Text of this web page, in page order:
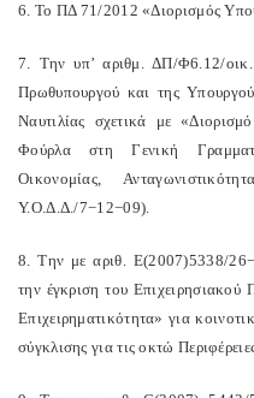
6. Το ΠΔ 71/2012 «Διορισμός
7. Την υπ’ αριθμ. ΔΠ/Φ6.12/
Πρωθυπουργού και της
Ναυτιλίας σχετικά με
Φούρλα στη Γενική
Οικονομίας,
Υ.Ο.Δ.Δ./7−12−09).
8. Την με αριθ. Ε(2007)5338/
την έγκριση του Επιχειρησιακού
Επιχειρηματικότητα» για
σύγκλισης για τις οκτώ